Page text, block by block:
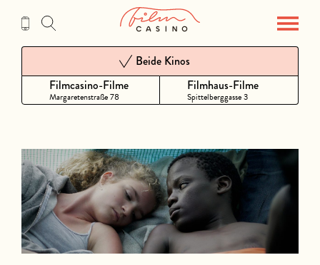
Inhalt
Filmcasino-Filme
Margaretenstraße 78
Beide Kinos
Filmhaus-Filme
Spittelberggasse 3